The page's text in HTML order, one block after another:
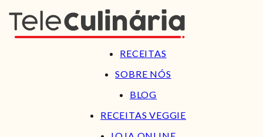
RECEITAS
SOBRE NÓS
BLOG
RECEITAS VEGGIE